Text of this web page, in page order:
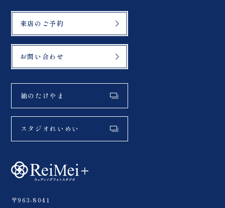
〒963-8041
来店のご予約
お問い合わせ
紬のたけやま
スタジオれいめい